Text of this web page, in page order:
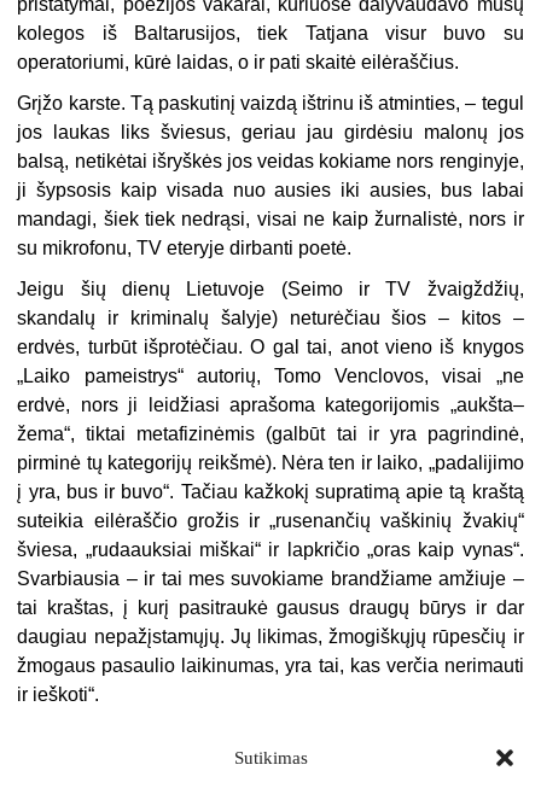
Sutikimas
pristatymai, poezijos vakarai, kuriuose dalyvaudavo mūsų
kolegos iš Baltarusijos, tiek Tatjana visur buvo su
operatoriumi, kūrė laidas, o ir pati skaitė eilėraščius.
Grįžo karste. Tą paskutinį vaizdą ištrinu iš atminties, – tegul
jos laukas liks šviesus, geriau jau girdėsiu malonų jos
balsą, netikėtai išryškės jos veidas kokiame nors renginyje,
ji šypsosis kaip visada nuo ausies iki ausies, bus labai
mandagi, šiek tiek nedrąsi, visai ne kaip žurnalistė, nors ir
su mikrofonu, TV eteryje dirbanti poetė.
Jeigu šių dienų Lietuvoje (Seimo ir TV žvaigždžių,
skandalų ir kriminalų šalyje) neturėčiau šios – kitos –
erdvės, turbūt išprotėčiau. O gal tai, anot vieno iš knygos
„Laiko pameistrys“ autorių, Tomo Venclovos, visai „ne
erdvė, nors ji leidžiasi aprašoma kategorijomis „aukšta–
žema“, tiktai metafizinėmis (galbūt tai ir yra pagrindinė,
pirminė tų kategorijų reikšmė). Nėra ten ir laiko, „padalijimo
į yra, bus ir buvo“. Tačiau kažkokį supratimą apie tą kraštą
suteikia eilėraščio grožis ir „rusenančių vaškinių žvakių“
šviesa, „rudaauksiai miškai“ ir lapkričio „oras kaip vynas“.
Svarbiausia – ir tai mes suvokiame brandžiame amžiuje –
tai kraštas, į kurį pasitraukė gausus draugų būrys ir dar
daugiau nepažįstamųjų. Jų likimas, žmogiškųjų rūpesčių ir
žmogaus pasaulio laikinumas, yra tai, kas verčia nerimauti
ir ieškoti“.